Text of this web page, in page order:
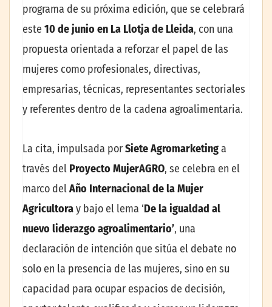
programa de su próxima edición, que se celebrará
este 10 de junio en La Llotja de Lleida, con una
propuesta orientada a reforzar el papel de las
mujeres como profesionales, directivas,
empresarias, técnicas, representantes sectoriales
y referentes dentro de la cadena agroalimentaria.
La cita, impulsada porSiete Agromarketinga
través del Proyecto MujerAGRO, se celebra en el
marco delAño Internacional de la Mujer
Agricultoray bajo el lema ‘De la igualdad al
nuevo liderazgo agroalimentario’, una
declaración de intención que sitúa el debate no
solo en la presencia de las mujeres, sino en su
capacidad para ocupar espacios de decisión,